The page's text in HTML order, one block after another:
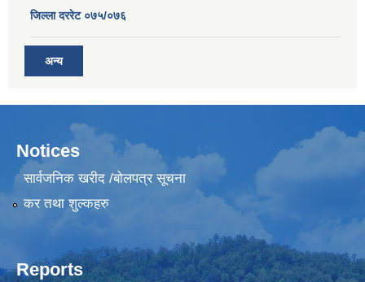
जिल्ला दररेट ०७५/०७६
अन्य
Notices
सार्वजनिक खरीद /बोलपत्र सूचना
कर तथा शुल्कहरु
Reports